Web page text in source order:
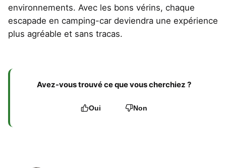
environnements. Avec les bons vérins, chaque
escapade en camping-car deviendra une expérience
plus agréable et sans tracas.
Avez-vous trouvé ce que vous cherchiez ?
Oui Non